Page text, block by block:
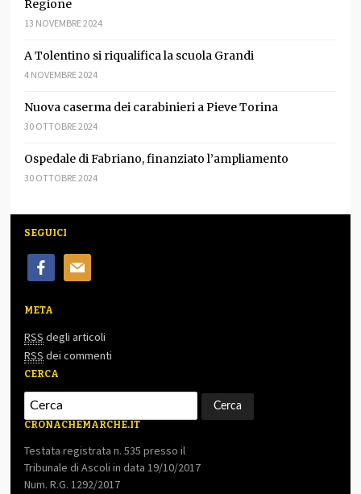
Regione
13 NOVEMBRE 2024
A Tolentino si riqualifica la scuola Grandi
4 NOVEMBRE 2024
Nuova caserma dei carabinieri a Pieve Torina
30 OTTOBRE 2024
Ospedale di Fabriano, finanziato l’ampliamento
30 OTTOBRE 2024
SEGUICI
facebookmail
META
RSS degli articoli
RSS dei commenti
CERCA
CRONACHEMARCHE.IT
Testata registrata n. 535 presso il
Tribunale di Ascoli in data 19/10/2017
Num. R.G. 1292/2017